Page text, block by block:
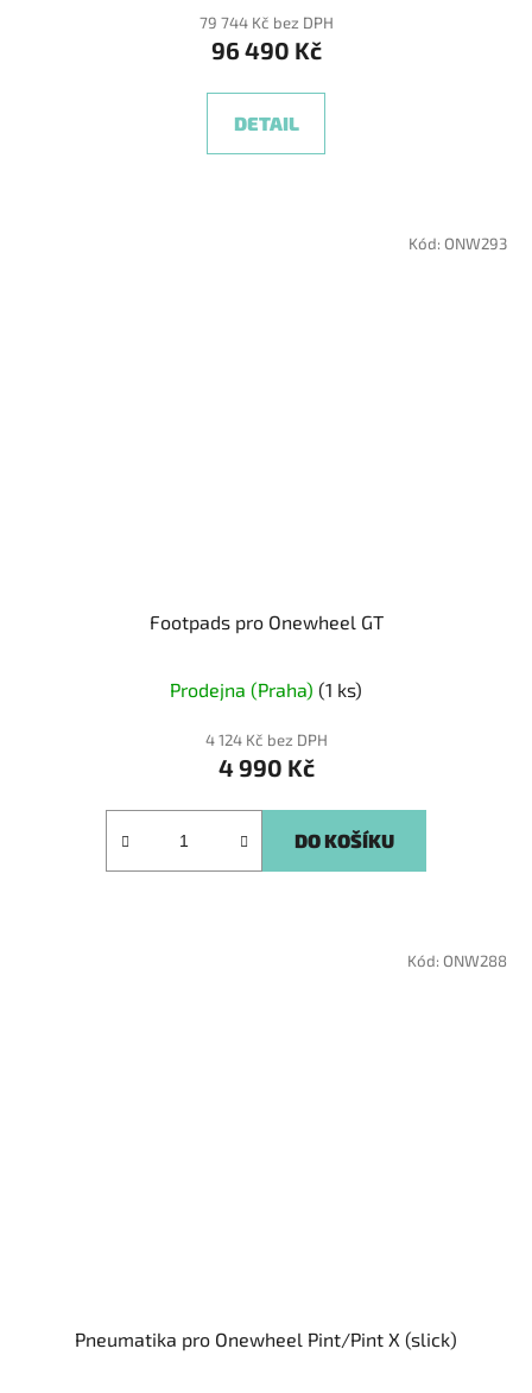
produktu
je
z
79 744 Kč bez DPH
96 490 Kč
DETAIL
Footpads pro Onewheel GT
Prodejna (Praha) (1 ks)
4 124 Kč bez DPH
4 990 Kč
DO KOŠÍKU
Kód: ONW293
Pneumatika pro Onewheel Pint/Pint X (slick)
Kód: ONW288